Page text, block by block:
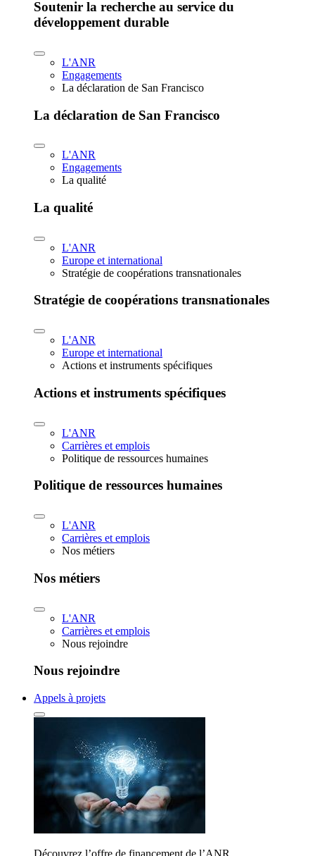
Soutenir la recherche au service du
développement durable
L'ANR
Engagements
La déclaration de San Francisco
La déclaration de San Francisco
L'ANR
Engagements
La qualité
La qualité
L'ANR
Europe et international
Stratégie de coopérations transnationales
Stratégie de coopérations transnationales
L'ANR
Europe et international
Actions et instruments spécifiques
Actions et instruments spécifiques
L'ANR
Carrières et emplois
Politique de ressources humaines
Politique de ressources humaines
L'ANR
Carrières et emplois
Nos métiers
Nos métiers
L'ANR
Carrières et emplois
Nous rejoindre
Nous rejoindre
Appels à projets
Découvrez l’offre de financement de l’ANR